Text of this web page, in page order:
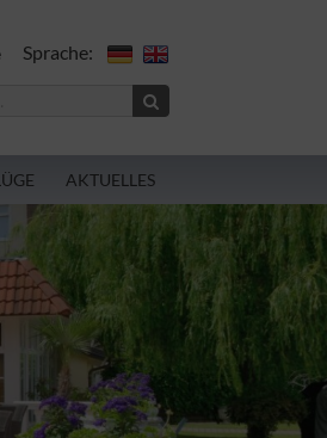
Sprache:
AKTUELLES